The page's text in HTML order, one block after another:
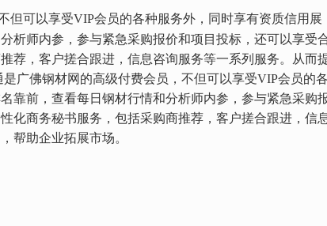
但可以享受VIP会员的各种服务外，同时享有资质信用展
析师内参，参与紧急采购报价和项目投标，还可以享受
荐，客户搓合跟进，信息咨询服务等一系列服务。从而
广佛钢材网的高级付费会员，不但可以享受VIP会员的
靠前，查看每日钢材行情和分析师内参，参与紧急采购
化商务秘书服务，包括采购商推荐，客户搓合跟进，信
帮助企业拓展市场。